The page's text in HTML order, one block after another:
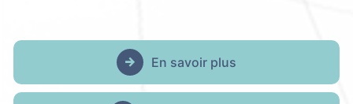
En savoir plus